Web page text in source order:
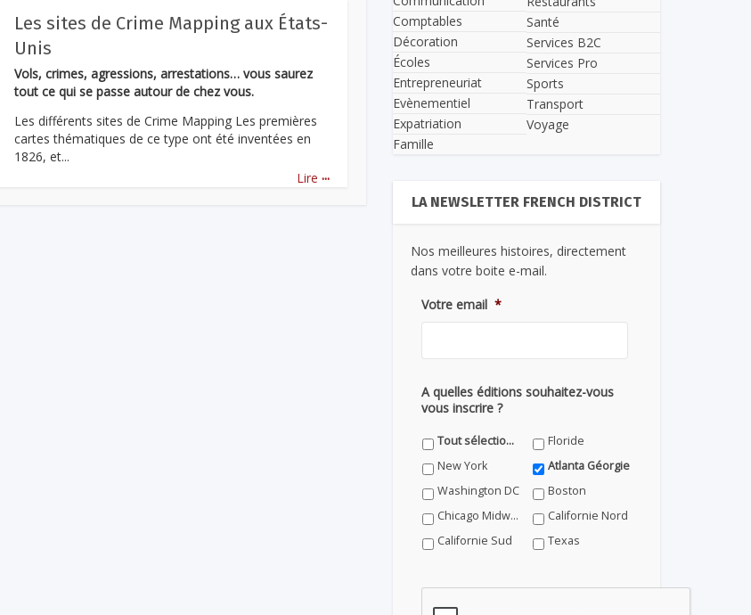
Les sites de Crime Mapping aux États-
Unis
Vols, crimes, agressions, arrestations… vous saurez
tout ce qui se passe autour de chez vous.
Les différents sites de Crime Mapping Les premières
cartes thématiques de ce type ont été inventées en
1826, et...
Lire ...
Comptables
Décoration
Écoles
Entrepreneuriat
Evènementiel
Expatriation
Famille
Santé
Services B2C
Services Pro
Sports
Transport
Voyage
LA NEWSLETTER FRENCH DISTRICT
Nos meilleures histoires, directement
dans votre boite e-mail.
Votre email *
A quelles éditions souhaitez-vous
vous inscrire ?
Tout sélectionner
Floride
New York
Atlanta Géorgie
Washington DC
Boston
Chicago Midwest
Californie Nord
Californie Sud
Texas